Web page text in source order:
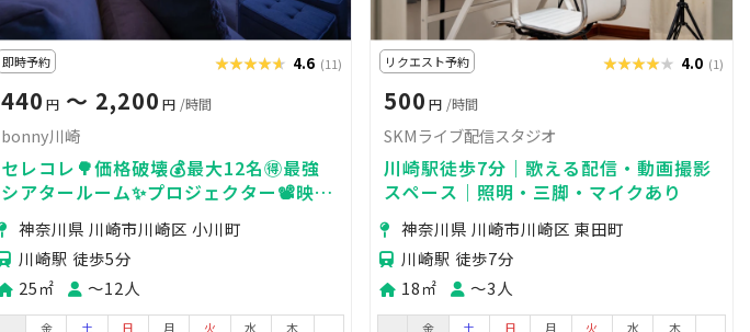
即時予約 ★★★★★
★★★★★ 4.6 (11)
440 円 〜 2,200 円 /時間
bonny川崎
セレコレ🌳価格破壊💰最大12名🉐最強
シアタールーム✨プロジェクター📽️映画
🐈‍⬛デート💓ゲーム🎮女子会💗推し活🌟
24H🏪bonny川崎
神奈川県 川崎市川崎区 小川町
川崎駅 徒歩5分
25㎡
〜12人
金
土
日
月
火
水
木
リクエスト予約 ★★★★★
★★★★★ 4.0 (1)
500 円 /時間
SKMライブ配信スタジオ
川崎駅徒歩7分｜歌える配信・動画撮影
スペース｜照明・三脚・マイクあり
神奈川県 川崎市川崎区 東田町
川崎駅 徒歩7分
18㎡
〜3人
金
土
日
月
火
水
木